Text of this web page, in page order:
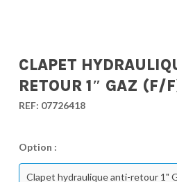
CLAPET
RETOUR 1″ GAZ (F/
REF: 07726418
Option :
Clapet hydraulique anti-retour 1"